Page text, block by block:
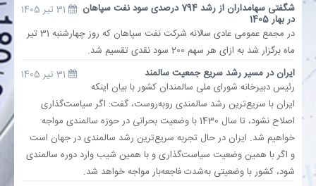
صنعت معدن و تجارت
بیمه و بورس
بانک
انرژی
اقتصاد
شگفتی سهامداران از رشد 794 درصدی سود نفت سپاهان
در بهار 1405
در مجمع عمومی عادی سالانه شرکت نفت سپاهان که روز چهارشنبه 31 تیر
ماه برگزار شد به ازای هر سهم 200 سود نقدی تقسیم شد.
ایران در مسیر رشد سریع جمعیت سالمند
رئیس دبیرخانه شورای ملی سالمندان کشور با بیان اینکه
ایران با سریع‌ترین رشد سالمندی روبه‌روست، گفت: اگر سیاست‌گذاری‌
اصلاح نشود، تا سال 1430 با وضعیت بحرانی در حوزه سالمندی مواجه
خواهیم شد. ایران در حال تجربه سریع‌ترین رشد سالمندی در جهان است
و اگر با همین وضعیت سیاست‌گذاری و با همین شیب وارد دوره سالمندی
شود، کشور با وضعیتی به‌شدت فاجعه‌بار مواجه خواهد شد.